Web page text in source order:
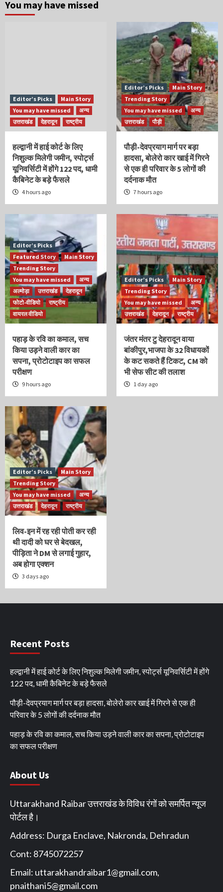
You may have missed
Editor’s Picks
Main Story
You may have missed
अन्य
उत्तराखंड
देहरादून राष्ट्रीय
हल्द्वानी में हाई कोर्ट के लिए
निशुल्क मिलेगी जमीन, स्पोर्ट्स
यूनिवर्सिटी में होंगे 122 पद, धामी
कैबिनेट के बड़े फैसले
4 hours ago
Editor’s Picks
Main Story
Trending Story
You may have missed
अन्य
उत्तराखंड
पौड़ी
पौड़ी-देवप्रयाग मार्ग पर बड़ा
हादसा, बोलेरो कार खाई में गिरने
से एक ही परिवार के 5 लोगों की
दर्दनाक मौत
7 hours ago
Editor’s Picks
Featured Story
Main Story
Trending Story
You may have missed
अन्य
अल्मोड़ा
उत्तराखंड
देहरादून
फोटो-वीडियो
राष्ट्रीय
वायरल वीडियो
पहाड़ के रवि का कमाल, सच
किया उड़ने वाली कार का
सपना, प्रोटोटाइप का सफल
परीक्षण
9 hours ago
Editor’s Picks
Main Story
Trending Story
You may have missed
अन्य
उत्तराखंड
देहरादून राष्ट्रीय
जंतर मंतर टु देहरादून वाया
बांकीपुर,भाजपा के 32 विधायकों
के कट सकते हैं टिकट, CM को
भी सेफ सीट की तलाश
1 day ago
Editor’s Picks
Main Story
Trending Story
You may have missed
अन्य
उत्तराखंड
देहरादून राष्ट्रीय
लिव-इन में रह रही पोती कर रही
थी दादी को घर से बेदखल,
पीड़िता ने DM से लगाई गुहार,
अब होगा एक्शन
3 days ago
Recent Posts
हल्द्वानी में हाई कोर्ट के लिए निशुल्क मिलेगी जमीन, स्पोर्ट्स यूनिवर्सिटी में होंगे
122 पद, धामी कैबिनेट के बड़े फैसले
पौड़ी-देवप्रयाग मार्ग पर बड़ा हादसा, बोलेरो कार खाई में गिरने से एक ही
परिवार के 5 लोगों की दर्दनाक मौत
पहाड़ के रवि का कमाल, सच किया उड़ने वाली कार का सपना, प्रोटोटाइप
का सफल परीक्षण
About Us
Uttarakhand Raibar उत्तराखंड के विविध रंगों को समर्पित न्यूज
पोर्टल है।
Address: Durga Enclave, Nakronda, Dehradun
Cont: 8745072257
Email: uttarakhandraibar1@gmail.com,
pnaithani5@gmail.com